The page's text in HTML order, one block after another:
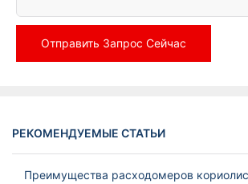
Отправить Запрос Сейчас
РЕКОМЕНДУЕМЫЕ СТАТЬИ
Преимущества расходомеров